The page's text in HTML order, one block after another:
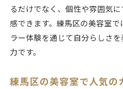
るだけでなく、個性や雰囲気
感できます。練馬区の美容室
ラー体験を通じて自分らしさ
力です。
練馬区の美容室で人気の